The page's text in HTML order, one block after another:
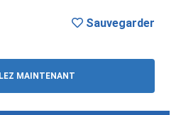
MAINTENANT
Sauvegarder